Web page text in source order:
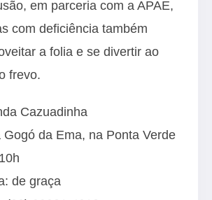
em parceria com a APAE,
com deficiência também
a folia e se divertir ao
frevo.
Cazuadinha
Gogó da Ema, na Ponta Verde
de graça